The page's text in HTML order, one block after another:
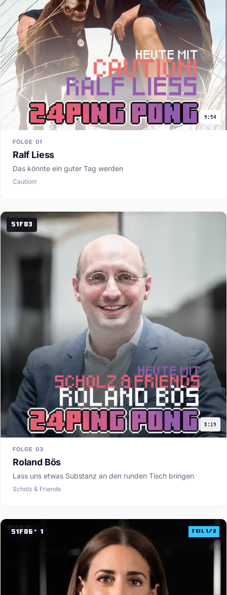
9:54
FOLGE 01
Ralf Liess
Das könnte ein guter Tag werden
Caution!
S1F03
8:19
FOLGE 03
Roland Bös
Lass uns etwas Substanz an den runden Tisch bringen
Scholz & Friends
S1F06·1 Teil 1/2